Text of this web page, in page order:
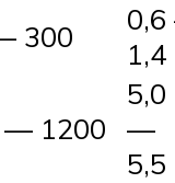
300
0,6
1,4
— 1200
5,0
—
5,5